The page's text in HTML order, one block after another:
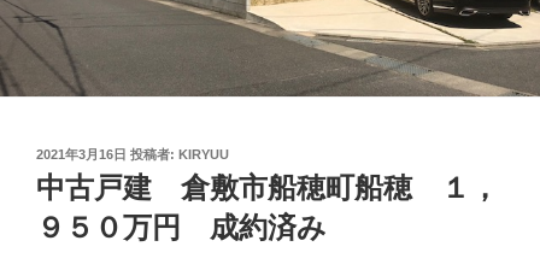
投
日:
2021年3月16日 投稿者: KIRYUU
中古戸建 倉敷市船穂町船穂 １，
９５０万円 成約済み